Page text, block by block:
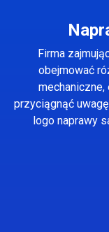
Firma
obejmować
przyciągnąć
logo naprawy